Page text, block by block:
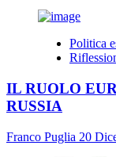
Politica
IL RUOLO
RUSSIA
Franco Puglia 20